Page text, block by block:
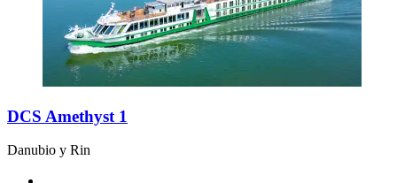
DCS Amethyst 1
Danubio y Rin